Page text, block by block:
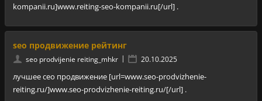
kompanii.ru]www.reiting-seo-kompanii.ru[/url] .
seo продвижение рейтинг
seo prodvijenie reiting_mhkr | 20.10.2025
лучшее сео продвижение [url=www.seo-prodvizhenie-
reiting.ru/]www.seo-prodvizhenie-reiting.ru/[/url] .